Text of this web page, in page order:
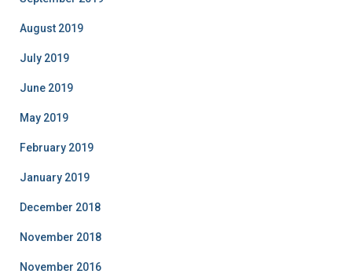
August 2019
July 2019
June 2019
May 2019
February 2019
January 2019
December 2018
November 2018
November 2016